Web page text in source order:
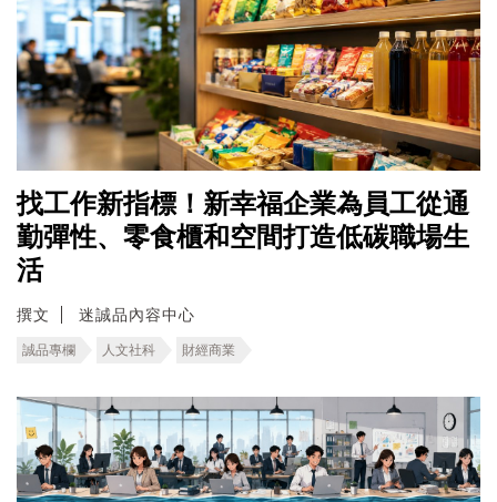
找工作新指標！新幸福企業為員工從通
勤彈性、零食櫃和空間打造低碳職場生
活
撰文 迷誠品內容中心
誠品專欄 人文社科 財經商業